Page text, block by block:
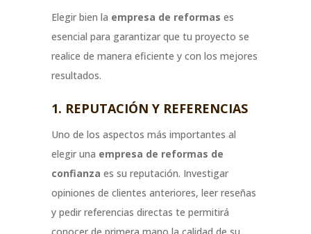
Elegir bien la empresa de reformas es
esencial para garantizar que tu proyecto se
realice de manera eficiente y con los mejores
resultados.
1. REPUTACIÓN Y REFERENCIAS
Uno de los aspectos más importantes al
elegir una empresa de reformas de
confianza es su reputación. Investigar
opiniones de clientes anteriores, leer reseñas
y pedir referencias directas te permitirá